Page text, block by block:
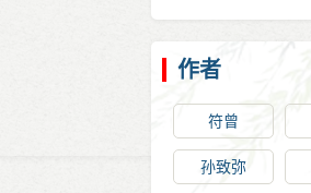
作者
符曾
孙致弥